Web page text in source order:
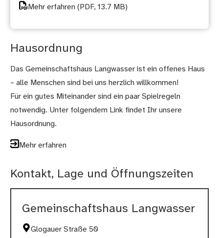
Mehr erfahren(PDF, 13.7 MB)
Hausordnung
Das Gemeinschaftshaus Langwasser ist ein offenes Haus
– alle Menschen sind bei uns herzlich willkommen!
Für ein gutes Miteinander sind ein paar Spielregeln
notwendig. Unter folgendem Link findet Ihr unsere
Hausordnung.
Mehr erfahren
Kontakt, Lage und Öffnungszeiten
Gemeinschaftshaus Langwasser
Glogauer Straße 50